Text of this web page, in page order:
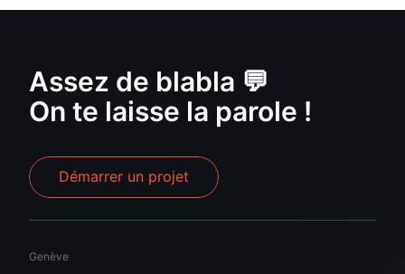
Assez de blabla 💬
On te laisse la parole !
Démarrer un projet
Genève